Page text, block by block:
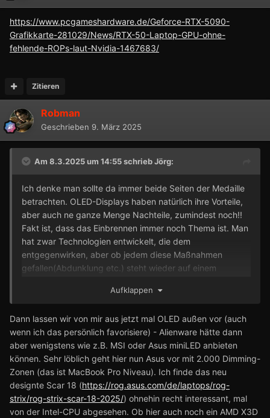
https://www.pcgameshardware.de/Geforce-RTX-5090-
Grafikkarte-281029/News/RTX-50-Laptop-GPU-ohne-
fehlende-ROPs-laut-Nvidia-1467683/
Zitieren
Robman
Geschrieben 9. März 2025
Am 8.3.2025 um 14:55 schriebJörg:
Ich denke man sollte da immer beide Seiten der Medaille
betrachten. OLED-Displays haben natürlich ihre Vorteile,
aber auch ne ganze Menge Nachteile, zumindest noch!!
Fakt ist, dass das Einbrennen immer noch Thema ist. Man
hat zwar Technologien entwickelt, die dem
entgegenwirken, aber ob jedem diese Maßnahmen
gefallen(Abdunklung etc.) steht wieder auf einem
Leuchtkristalle organischen Ursprungs sind, die im Laufe
verlieren.
Von daher finde ich die Entscheidung gegen Oled nicht
ganz verkehrt, alleine schon deshalb, weil man teure
Reklamationen vermeiden bzw. direkt im Keim ersticken
möchte. Allerdings istAW diesbezüglich nicht ganz
konsequent, denn OLED-Monitore werden
komischerweise angeboten.
Aufklappen
Dann lassen wir von mir aus jetzt mal OLED außen vor (auch
wenn ich das persönlich favorisiere) - Alienware hätte dann
aber wenigstens wie z.B. MSI oder Asus miniLED anbieten
können. Sehr löblich geht hier nun Asus vor mit 2.000 Dimming-
Zonen (das ist MacBook Pro Niveau). Ich finde das neu
designte Scar 18 (https://rog.asus.com/de/laptops/rog-
strix/rog-strix-scar-18-2025/) ohnehin recht interessant, mal
von der Intel-CPU abgesehen. Ob hier auch noch ein AMD X3D